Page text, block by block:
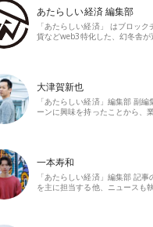
あたらしい経済 編集部
「あたらしい経済」 はブロッ
貨などweb3特化した、幻冬舎
大津賀新也
「あたらしい経済」編集部 副
ーンに興味を持ったことから、
一本寿和
「あたらしい経済」編集部 記
を主に担当する他、ニュースも